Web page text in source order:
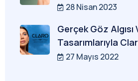
28 Nisan 2023
Gerçek Göz Algısı
Tasarımlarıyla
27 Mayıs 2022